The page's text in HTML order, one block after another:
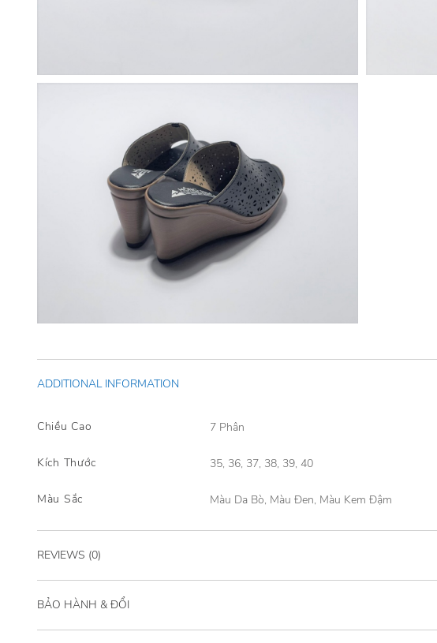
ADDITIONAL INFORMATION
Chiều Cao 7 Phân
Kích Thước 35, 36, 37, 38, 39, 40
Màu Sắc Màu Da Bò, Màu Đen, Màu Kem Đậm
REVIEWS (0)
BẢO HÀNH & ĐỔI